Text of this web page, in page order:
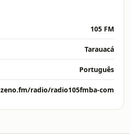
105 FM
Tarauacá
Português
zeno.fm/radio/radio105fmba-com